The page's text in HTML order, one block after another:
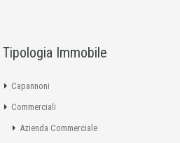
Tipologia Immobile
Capannoni
Commerciali
Azienda Commerciale